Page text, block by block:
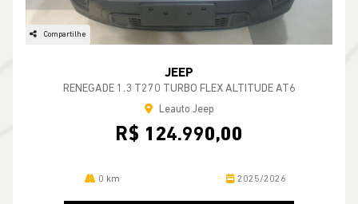
Compartilhe
JEEP
RENEGADE 1.3 T270 TURBO FLEX ALTITUDE AT6
Leauto Jeep
R$ 124.990,00
0 km 2025/2026